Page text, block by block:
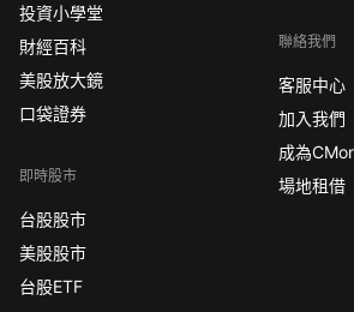
投資小學堂
財經百科
美股放大鏡
口袋證券
即時股市
台股股市
美股股市
台股ETF
聯絡我們
客服中心
加入我們
成為
場地租借